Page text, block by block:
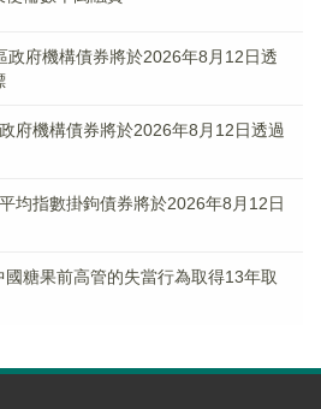
政府機構債券將於2026年8月12日透
府機構債券將於2026年8月12日透過
均指數掛鉤債券將於2026年8月12日
糖果前高管的失當行為取得13年取